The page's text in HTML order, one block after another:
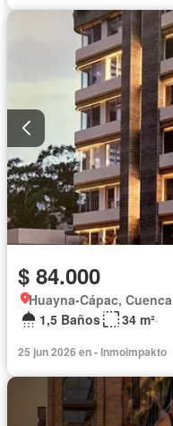
$ 84.000
Huayna-Cápac, Cuenca
1,5 Baños
34 m²
25 jun 2026 en - Inmoimpakto